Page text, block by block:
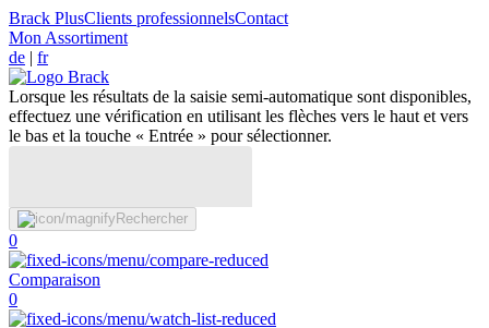
Brack PlusClients professionnelsContact
Mon Assortiment
de | fr
Lorsque les résultats de la saisie semi-automatique sont disponibles,
effectuez une vérification en utilisant les flèches vers le haut et vers
le bas et la touche « Entrée » pour sélectionner.
Rechercher
0
Comparaison
0